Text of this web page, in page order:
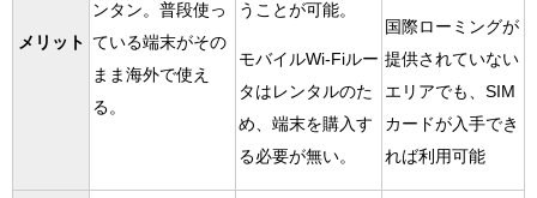
メリット
ンタン。普段使っ
ている端末がその
まま海外で使え
る。
うことが可能。
モバイルWi-Fiルー
タはレンタルのた
め、端末を購入す
る必要が無い。
国際ローミングが
提供されていない
エリアでも、SIM
カードが入手でき
れば利用可能